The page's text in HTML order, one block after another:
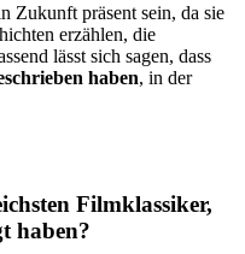
Zukunft präsent sein, da sie
erzählen, die
lässt sich sagen, dass
haben, in der
Filmklassiker,
haben?